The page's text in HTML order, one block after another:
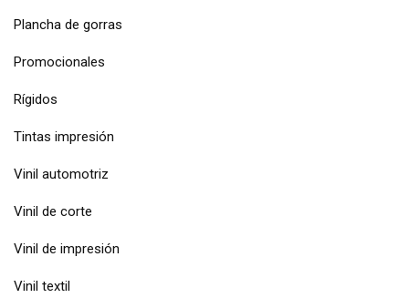
Plancha de gorras
Promocionales
Rígidos
Tintas impresión
Vinil automotriz
Vinil de corte
Vinil de impresión
Vinil textil